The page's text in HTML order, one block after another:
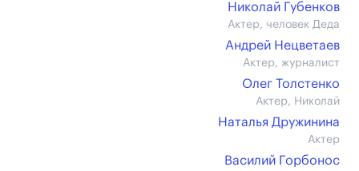
Николай Губенков
Актер, человек Деда
Андрей Нецветаев
Актер, журналист
Олег Толстенко
Актер, Николай
Наталья Дружинина
Актер
Василий Горбонос